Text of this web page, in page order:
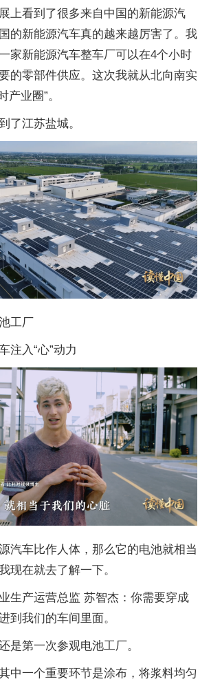
上看到了很多来自中国的新能源汽
的新能源汽车真的越来越厉害了。我
家新能源汽车整车厂可以在4个小时
的零部件供应。这次我就从北向南实
产业圈”。
了江苏盐城。
工厂
注入“心”动力
汽车比作人体，那么它的电池就相当
现在就去了解一下。
生产运营总监 苏智杰：你需要穿成
到我们的车间里面。
是第一次参观电池工厂。
中一个重要环节是涂布，将浆料均匀